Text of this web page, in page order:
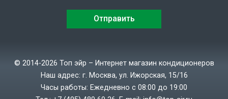
© 2014-2026 Топ эйр – Интернет магазин кондиционеров
Наш адрес: г. Москва, ул. Ижорская, 15/16
Часы работы: Ежедневно с 08:00 до 19:00